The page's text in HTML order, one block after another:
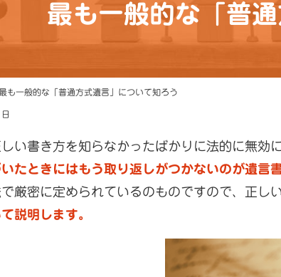
最も一般的な「普
も一般的な「普通方式遺言」について知ろう
しい書き方を知らなかったばかりに法的に無
たときにはもう取り返しがつかないのが遺言
厳密に定められているのものですので、正し
説明します。